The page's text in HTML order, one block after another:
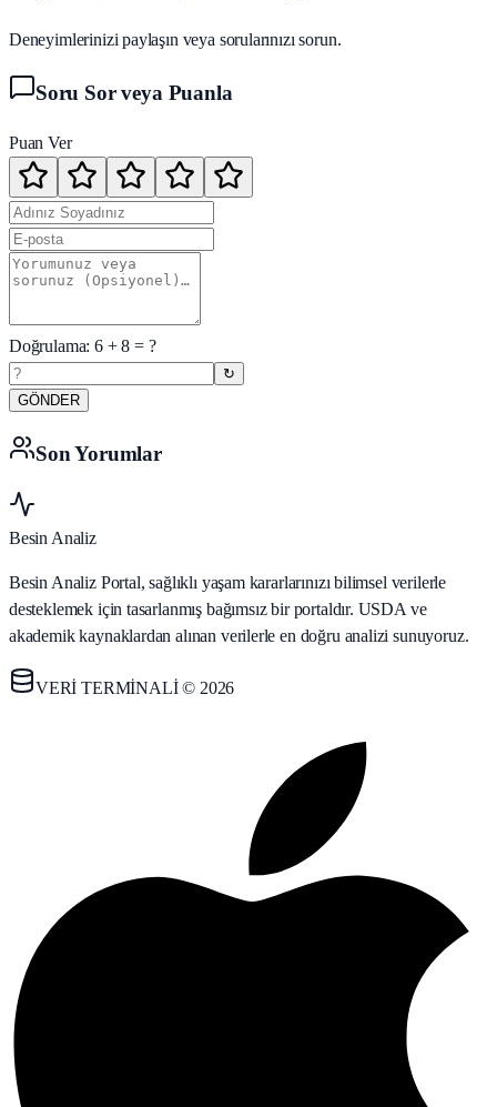
Deneyimlerinizi paylaşın veya sorularınızı sorun.
Soru Sor veya Puanla
Puan Ver
Doğrulama:6+8 = ?
↻
GÖNDER
Son Yorumlar
Besin Analiz
Besin Analiz Portal, sağlıklı yaşam kararlarınızı bilimsel verilerle
desteklemek için tasarlanmış bağımsız bir portaldır. USDA ve
akademik kaynaklardan alınan verilerle en doğru analizi sunuyoruz.
VERİ TERMİNALİ © 2026